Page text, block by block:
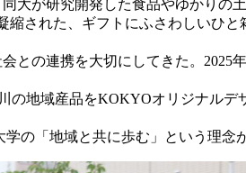
大が研究開発した食品やゆかりの
された、ギフトにふさわしいひ
の連携を大切にしてきた。2025
地域産品をKOKYOオリジナル
「地域と共に歩む」という理念